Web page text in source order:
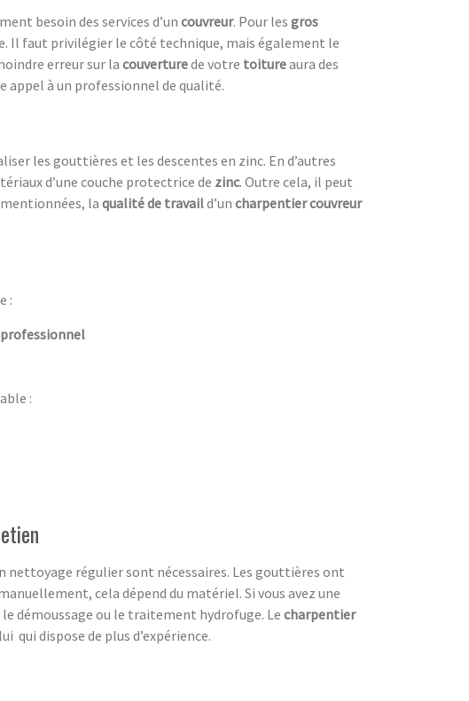
besoin des services d’un couvreur. Pour les gros
Il faut privilégier le côté technique, mais également le
erreur sur la couverturede votre toitureaura des
appel à un professionnel de qualité.
les gouttières et les descentes en zinc. En d’autres
d’une couche protectrice de zinc. Outre cela, il peut
la qualité de travaild’un charpentier couvreur
:
professionnel
:
régulier sont nécessaires. Les gouttières ont
cela dépend du matériel. Si vous avez une
démoussage ou le traitement hydrofuge. Le charpentier
dispose de plus d’expérience.